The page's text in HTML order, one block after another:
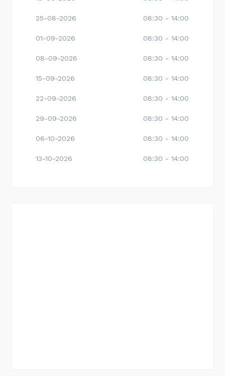
25-08-2026 08:30 - 14:00
01-09-2026 08:30 - 14:00
08-09-2026 08:30 - 14:00
15-09-2026 08:30 - 14:00
22-09-2026 08:30 - 14:00
29-09-2026 08:30 - 14:00
06-10-2026 08:30 - 14:00
13-10-2026 08:30 - 14:00